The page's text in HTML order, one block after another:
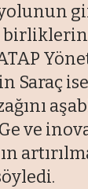
Saraç
ve